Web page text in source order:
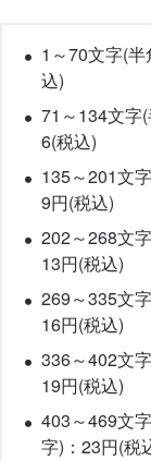
1～70文字(
込)
71～134文字
6(税込)
135～201文
9円(税込)
202～268文
13円(税込)
269～335文
16円(税込)
336～402文
19円(税込)
403～469文
字)：23円(税